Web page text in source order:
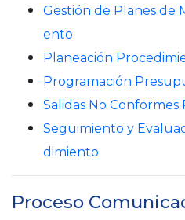
Gestión de Planes de
ento
Planeación
Programación
Salidas No
Seguimiento y
dimiento
Proceso